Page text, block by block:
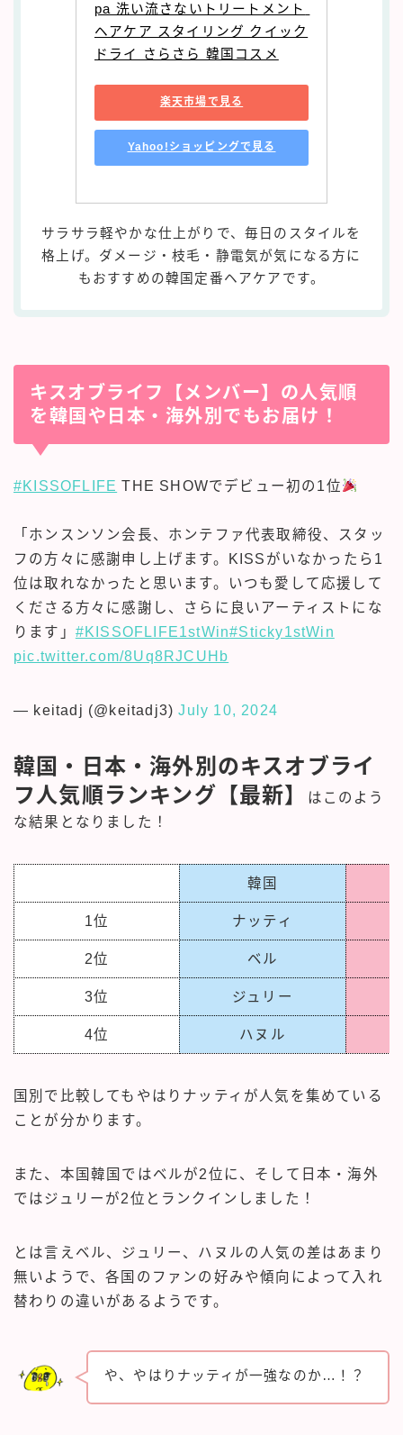
pa 洗い流さないトリートメント
ヘアケア スタイリング クイック
ドライ さらさら 韓国コスメ
楽天市場で見る
Yahoo!ショッピングで見る
サラサラ軽やかな仕上がりで、毎日のスタイルを
格上げ。ダメージ・枝毛・静電気が気になる方に
もおすすめの韓国定番ヘアケアです。
キスオブライフ【メンバー】の人気順
を韓国や日本・海外別でもお届け！
#KISSOFLIFE THE SHOWでデビュー初の1位
「ホンスンソン会長、ホンテファ代表取締役、スタッ
フの方々に感謝申し上げます。KISSがいなかったら1
位は取れなかったと思います。いつも愛して応援して
くださる方々に感謝し、さらに良いアーティストにな
ります」 #KISSOFLIFE1stWin#Sticky1stWin
pic.twitter.com/8Uq8RJCUHb
— keitadj (@keitadj3)July 10, 2024
韓国・日本・海外別のキスオブライ
フ人気順ランキング【最新】
はこのよう
な結果となりました！
韓国
1位 ナッティ
2位 ベル
3位 ジュリー
4位 ハヌル
国別で比較してもやはりナッティが人気を集めている
ことが分かります。
また、本国韓国ではベルが2位に、そして日本・海外
ではジュリーが2位とランクインしました！
とは言えベル、ジュリー、ハヌルの人気の差はあまり
無いようで、各国のファンの好みや傾向によって入れ
替わりの違いがあるようです。
や、やはりナッティが一強なのか…！？